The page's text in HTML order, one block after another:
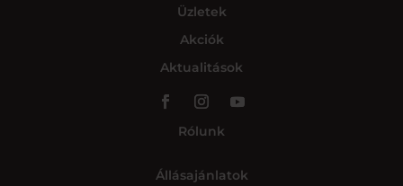
Üzletek
Akciók
Aktualitások
Rólunk
Állásajánlatok